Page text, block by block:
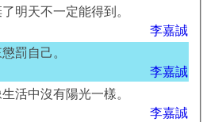
明天不一定能得到。
李嘉誠
罰自己。
李嘉誠
活中沒有陽光一樣。
李嘉誠